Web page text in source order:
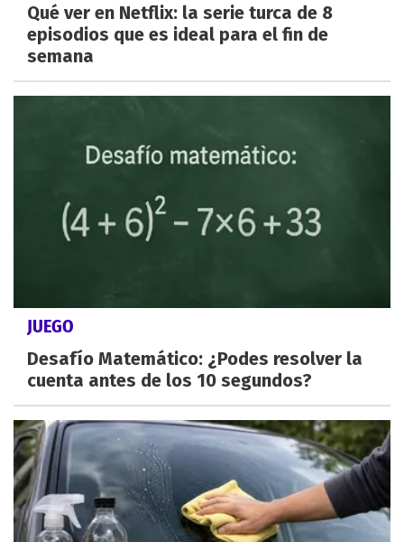
Qué ver en Netflix: la serie turca de 8
episodios que es ideal para el fin de
semana
JUEGO
Desafío Matemático: ¿Podes resolver la
cuenta antes de los 10 segundos?